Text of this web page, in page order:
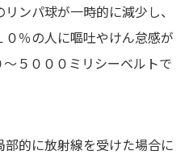
ンパ球が一時的に減少し、
％の人に嘔吐やけん怠感が
５０００ミリシーベルトで
的に放射線を受けた場合に